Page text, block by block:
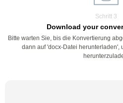
Schritt 3
Download your
Bitte warten Sie, bis die Konvertierung
dann auf 'docx-Datei herunterladen',